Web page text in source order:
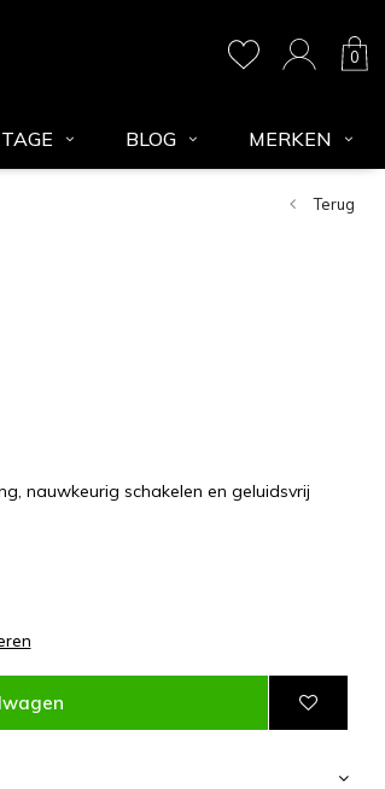
0
BLOG MERKEN
Terug
nauwkeurig schakelen en geluidsvrij